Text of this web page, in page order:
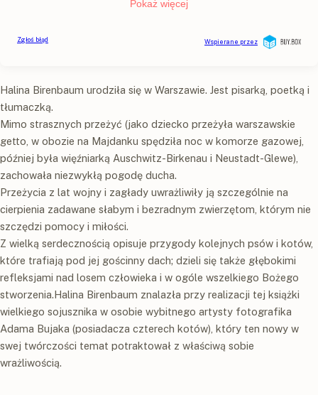
Halina Birenbaum urodziła się w Warszawie. Jest pisarką, poetką i
tłumaczką.
Mimo strasznych przeżyć (jako dziecko przeżyła warszawskie
getto, w obozie na Majdanku spędziła noc w komorze gazowej,
później była więźniarką Auschwitz-Birkenau i Neustadt-Glewe),
zachowała niezwykłą pogodę ducha.
Przeżycia z lat wojny i zagłady uwrażliwiły ją szczególnie na
cierpienia zadawane słabym i bezradnym zwierzętom, którym nie
szczędzi pomocy i miłości.
Z wielką serdecznością opisuje przygody kolejnych psów i kotów,
które trafiają pod jej gościnny dach; dzieli się także głębokimi
refleksjami nad losem człowieka i w ogóle wszelkiego Bożego
stworzenia.Halina Birenbaum znalazła przy realizacji tej książki
wielkiego sojusznika w osobie wybitnego artysty fotografika
Adama Bujaka (posiadacza czterech kotów), który ten nowy w
swej twórczości temat potraktował z właściwą sobie
wrażliwością.